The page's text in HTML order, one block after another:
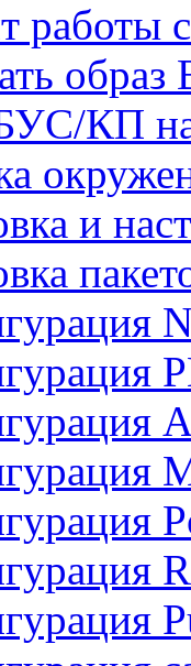
работы
КП
и